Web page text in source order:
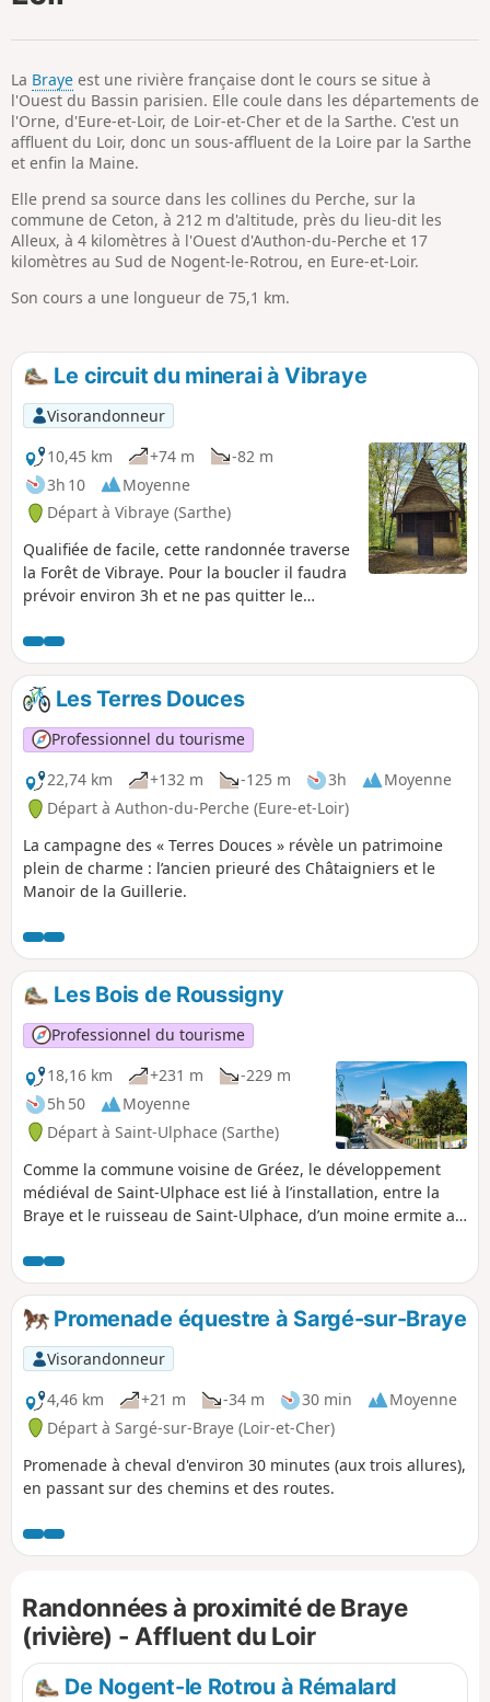
La Braye est une rivière française dont le cours se situe à
l'Ouest du Bassin parisien. Elle coule dans les départements de
l'Orne, d'Eure-et-Loir, de Loir-et-Cher et de la Sarthe. C'est un
affluent du Loir, donc un sous-affluent de la Loire par la Sarthe
et enfin la Maine.
Elle prend sa source dans les collines du Perche, sur la
commune de Ceton, à 212 m d'altitude, près du lieu-dit les
Alleux, à 4 kilomètres à l'Ouest d'Authon-du-Perche et 17
kilomètres au Sud de Nogent-le-Rotrou, en Eure-et-Loir.
Son cours a une longueur de 75,1 km.
Le circuit du minerai à Vibraye
Visorandonneur
10,45 km
+74 m
-82 m
3h 10
Moyenne
Départ à Vibraye (Sarthe)
Qualifiée de facile, cette randonnée traverse
la Forêt de Vibraye. Pour la boucler il faudra
prévoir environ 3h et ne pas quitter le
à la forêt qui est privée, le circuit est balisé
de panonceaux ronds de 10 cm de diamètre
rappelant le travail de la forge. Vous êtes
dans le Haut Maine. Au Moyen-Âge, dans
cette région, l'activité métallurgique
importante a été rendue possible par la
présence du minerai de fer, extrait des
argiles à silex et des sables quartzeux, mais
aussi du bois nécessaire en grandes
quantités pour les forges. La forêt a été
organisée avec l'abattage du bois de taillis
tous les 18 ans pour renouveler la ressource.
forêt se compose aussi de trembles, de
bouleaux, de châtaigniers et de pins. Cet
agréable circuit décrit une activité artisanale
au travers des pupitres répartis sur les
anciens sites d'exploitation.
Les Terres Douces
Professionnel du tourisme
22,74 km
+132 m -125 m 3h
Moyenne
Départ à Authon-du-Perche (Eure-et-Loir)
La campagne des « Terres Douces » révèle un patrimoine
plein de charme : l’ancien prieuré des Châtaigniers et le
Manoir de la Guillerie.
Les Bois de Roussigny
Professionnel du tourisme
18,16 km
+231 m
-229 m
5h 50
Moyenne
Départ à Saint-Ulphace (Sarthe)
Comme la commune voisine de Gréez, le développement
médiéval de Saint-Ulphace est lié à l’installation, entre la
Braye et le ruisseau de Saint-Ulphace, d’un moine ermite au
défrichement des terres alentours et à l’installation de
populations christianisées, puis à la création de la paroisse
dont la première mention date de 802.
Promenade équestre à Sargé-sur-Braye
Visorandonneur
4,46 km
+21 m -34 m 30 min
Moyenne
Départ à Sargé-sur-Braye (Loir-et-Cher)
Promenade à cheval d'environ 30 minutes (aux trois allures),
en passant sur des chemins et des routes.
Randonnées à proximité de Braye
(rivière) - Affluent du Loir
De Nogent-le Rotrou à Rémalard